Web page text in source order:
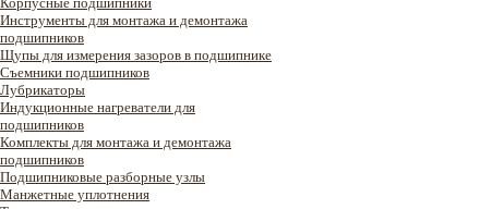
Инструменты для монтажа и демонтажа
подшипников
Щупы для измерения зазоров в подшипнике
Съемники подшипников
Лубрикаторы
Индукционные нагреватели для
подшипников
Комплекты для монтажа и демонтажа
подшипников
Подшипниковые разборные узлы
Манжетные уплотнения